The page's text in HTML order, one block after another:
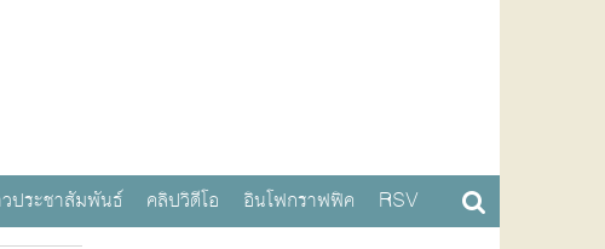
ประชาสัมพันธ์ คลิปวิดีโอ อินโฟกราฟฟิค RSV